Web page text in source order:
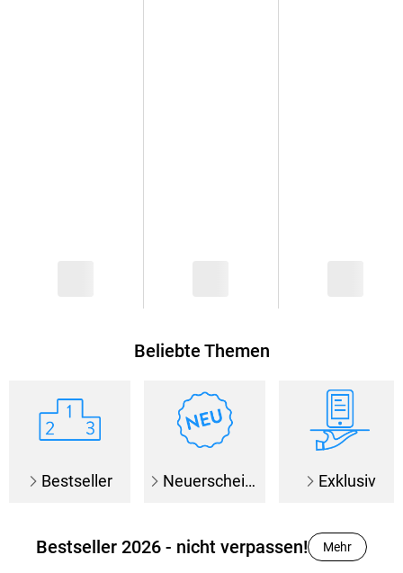
Beliebte Themen
Bestseller Neuerscheinungen Exklusiv
Bestseller 2026 - nicht verpassen! Mehr